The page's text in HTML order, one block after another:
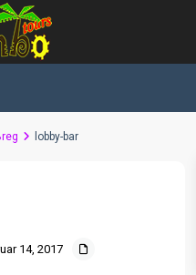
lobby-bar
14, 2017